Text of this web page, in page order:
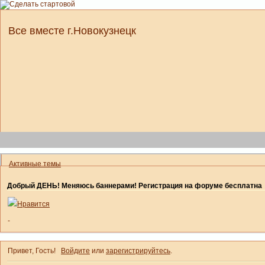
Все вместе г.Новокузнецк
Активные темы
Добрый ДЕНЬ! Меняюсь баннерами! Регистрация на форуме бесплатна
Нравится
-
Привет, Гость! Войдите или зарегистрируйтесь.